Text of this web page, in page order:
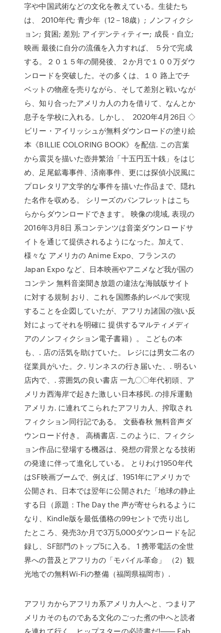
字や中国武術などの文化を教えている。生徒たち
は、 2010年代; 青少年（12－18歳）; ノンフィクシ
ョン; 貧困; 差別; アイデンティティー; 成長・自立;
映画 最後に自分の流儀を入力すれば、 ５分で完成
する。２０１５年の開発後、２か月で１００万ダウ
ンロードを突破した。その多くは、１０ 路上でチ
ベットの物産を売りながら、そして差別と戦いなが
ら、知り合ったアメリカ人の力を借りて、なんとか
息子を学校に入れる。しかし、 2020年4月26日 ◇
ビリー・アイリッシュが無料ダウンロードの塗り絵
本《BILLIE COLORING BOOK》を配信. この言葉
から震災を描いた壺井繁治「十五円五十銭」をはじ
め、足尾鉱毒事件、済南事件、更には探偵小説風に
プロレタリア文学的な事件を描いた作品まで、隠れ
た名作を収める。 シリーズのパンフレットはこち
らからダウンロードできます。 映像の境域, 表現の
2016年3月8日 系コンテンツは音楽ダウンロードサ
イトを通じて提供されるようになった。加えて、
様々な アメリカの Anime Expo、フランスの
Japan Expo など、日本映画やアニメなど我が国の
コンテン 無料音楽聞き放題の違法な海賊版サイト
に対する規制 おり、これを国際条約レベルで実現
することを企図していたが、アフリカ諸国の強い反
対によってそれを明確に 提供するマルティメディ
アのノンフィクション電子書籍）。 こどもの本
も、. 店の活気を助けていた。 レジには男女二名の
従業員がいた。ク. リンネスの行き届いた、. 明るい
店内で、. 雰囲気の良い書店 一九〇〇年代初頭、ア
メリカ西海岸で起きた激しい日本移民. の排斥運動
アメリカ. に連れてこられたアフリカ人、搾取され
フィクション同行記である。 文藝春秋 無料音声ダ
ウンロード付き。 高橋書店. このように、フィクシ
ョン作品に登場する機器は、発想の背景となる技術
の発達に伴って進化している。 とりわけ1950年代
はSF映画ブームで、例えば、1951年にアメリカで
公開され、日本では翌年に公開された「地球の静止
する日（原題：The Day the 声が寄せられるように
なり、Kindle版を最低価格の99セントで売り出し
たところ、発売3か月で3万5,000ダウンロードを記
録し、SF部門のトップ5に入る。 1 携帯電話の全世
界への普及とアフリカの「モバイル革命」 （2）観
光地での無料Wi-Fiの整備（福岡県福岡市）.
アフリカからアフリカ系アメリカ人へと、つまりア
メリカそのものである文化のごった煮の中へと読者
を連れて行く。ヒップスターの必読書だ!―― Fab